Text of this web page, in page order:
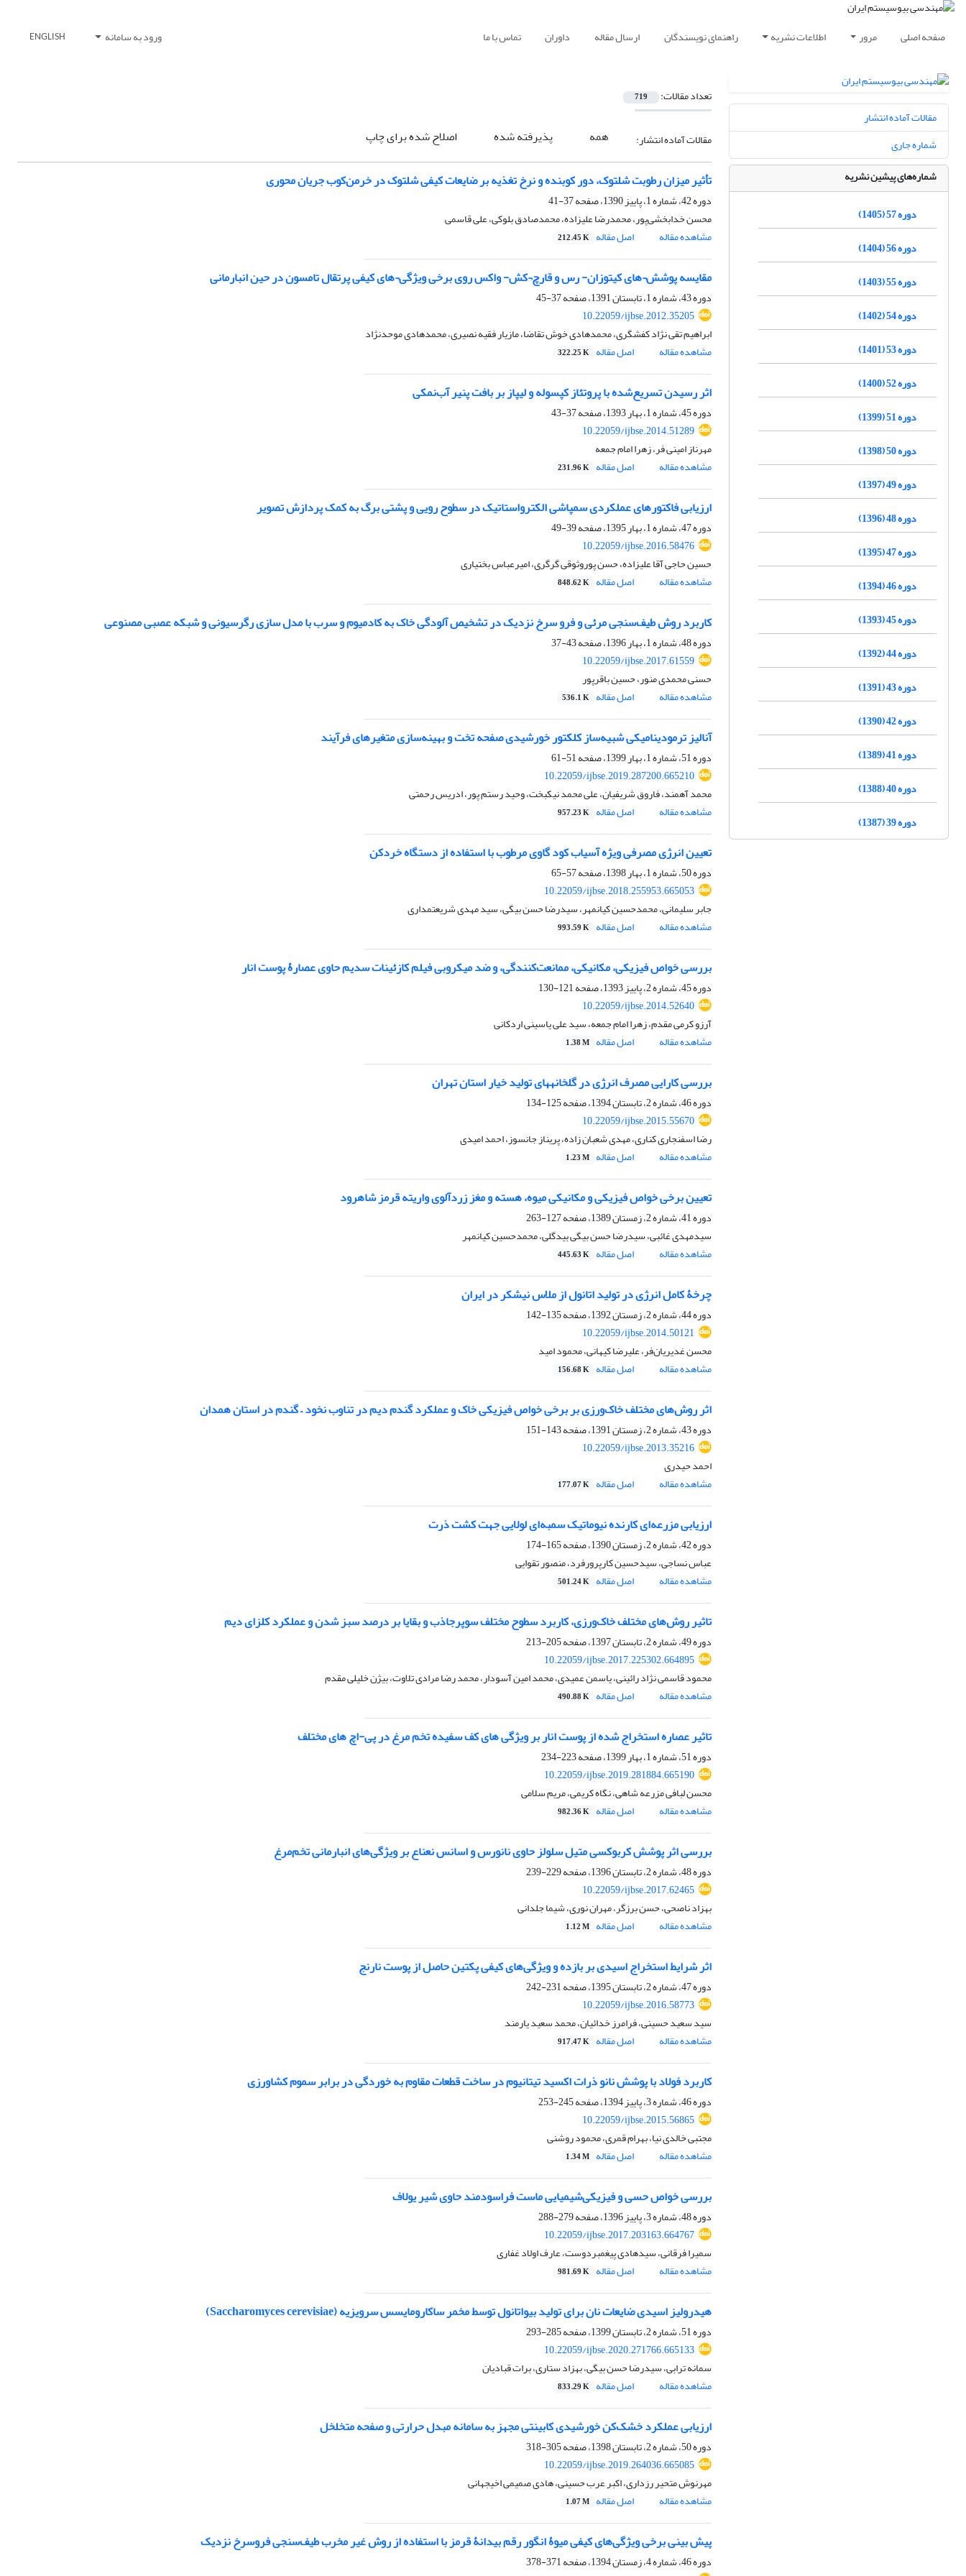
صفحه اصلی مرور اطلاعات نشریه راهنمای نویسندگان ارسال مقاله داوران تماس با ما ورود به سامانه ENGLISH
تعداد مقالات: 719
مقالات آماده انتشار: همه پذیرفته شده اصلاح شده برای چاپ
تأثیر میزان رطوبت شلتوک، دور کوبنده و نرخ تغذیه بر ضایعات کیفی شلتوک در خرمن‌کوب جریان محوری
دوره 42، شماره 1، پاییز 1390، صفحه
37-41
محسن خدابخشی‌پور، محمدرضا علیزاده، محمدصادق بلوکی، علی قاسمی
مشاهده مقاله
اصل مقاله 212.45 K
مقایسه پوشش¬های کیتوزان- رس و قارچ¬کش- واکس روی برخی ویژگی¬های کیفی پرتقال تامسون در حین انبارمانی
دوره 43، شماره 1، تابستان 1391، صفحه
37-45
10.22059/ijbse.2012.35205
ابراهیم تقی نژاد کفشگری، محمدهادی خوش تقاضا، مازیار فقیه نصیری، محمدهادی موحدنژاد
مشاهده مقاله
اصل مقاله 322.25 K
اثر رسیدن تسریع‌شده با پروتئاز کپسوله و لیپاز بر بافت پنیر آب‌نمکی
دوره 45، شماره 1، بهار 1393، صفحه
37-43
10.22059/ijbse.2014.51289
مهرناز امینی فر، زهرا امام جمعه
مشاهده مقاله
اصل مقاله 231.96 K
ارزیابی فاکتورهای عملکردی سمپاشی الکترواستاتیک در سطوح رویی و پشتی برگ به کمک پردازش تصویر
دوره 47، شماره 1، بهار 1395، صفحه
39-49
10.22059/ijbse.2016.58476
حسین حاجی آقا علیزاده، حسن پوروثوقی گرگری، امیرعباس بختیاری
مشاهده مقاله
اصل مقاله 848.62 K
کاربرد روش طیف‌سنجی مرئی و فرو سرخ نزدیک در تشخیص آلودگی خاک به کادمیوم و سرب با مدل سازی رگرسیونی و شبکه عصبی مصنوعی
دوره 48، شماره 1، بهار 1396، صفحه
43-37
10.22059/ijbse.2017.61559
حسنی محمدی منور، حسین باقرپور
مشاهده مقاله
اصل مقاله 536.1 K
آنالیز ترمودینامیکی شبیه‌ساز کلکتور خورشیدی صفحه تخت و بهینه‌سازی متغیرهای فرآیند
دوره 51، شماره 1، بهار 1399، صفحه
51-61
10.22059/ijbse.2019.287200.665210
محمد آهمند، فاروق شریفیان، علی محمد نیکبخت، وحید رستم پور، ادریس رحمتی
مشاهده مقاله
اصل مقاله 957.23 K
تعیین انرژی مصرفی ویژه آسیاب کود گاوی مرطوب با استفاده از دستگاه خرد‌کن
دوره 50، شماره 1، بهار 1398، صفحه
57-65
10.22059/ijbse.2018.255953.665053
جابر سلیمانی، محمدحسین کیانمهر، سیدرضا حسن بیگی، سید مهدی شریعتمداری
مشاهده مقاله
اصل مقاله 993.59 K
بررسی خواص فیزیکی، مکانیکی، ممانعت‌کنندگی، و ضد میکروبی فیلم کازئینات سدیم حاوی عصارۀ پوست انار
دوره 45، شماره 2، پاییز 1393، صفحه
121-130
10.22059/ijbse.2014.52640
آرزو کرمی مقدم، زهرا امام جمعه، سید علی یاسینی اردکانی
مشاهده مقاله
اصل مقاله 1.38 M
بررسی کارایی مصرف انرژی در گلخانه‏های تولید خیار استان تهران
دوره 46، شماره 2، تابستان 1394، صفحه
125-134
10.22059/ijbse.2015.55670
رضا اسفنجاری کناری، مهدی شعبان زاده، پریناز جانسوز، احمد امیدی
مشاهده مقاله
اصل مقاله 1.23 M
تعیین برخی خواص فیزیکی و مکانیکی میوه، هسته و مغز زردآلوی واریته قرمز شاهرود
دوره 41، شماره 2، زمستان 1389، صفحه
127-263
سیدمهدی غائبی، سیدرضا حسن بیگی بیدگلی، محمدحسین کیانمهر
مشاهده مقاله
اصل مقاله 445.63 K
چرخۀ کامل انرژی در تولید اتانول از ملاس نیشکر در ایران
دوره 44، شماره 2، زمستان 1392، صفحه
135-142
10.22059/ijbse.2014.50121
محسن غدیریان‌فر، علیرضا کیهانی، محمود امید
مشاهده مقاله
اصل مقاله 156.68 K
اثر روش‌های مختلف خاک‌ورزی بر برخی خواص فیزیکی خاک و عملکرد گندم دیم در تناوب نخود – گندم در استان همدان
دوره 43، شماره 2، زمستان 1391، صفحه
143-151
10.22059/ijbse.2013.35216
احمد حیدری
مشاهده مقاله
اصل مقاله 177.07 K
ارزیابی مزرعه‌‌ای کارنده نیوماتیک سمبه‌ای لولایی جهت کشت ذرت
دوره 42، شماره 2، زمستان 1390، صفحه
165-174
عباس نساجی، سیدحسین کارپرورفرد، منصور تقوایی
مشاهده مقاله
اصل مقاله 501.24 K
تاثیر روش‌های مختلف خاک‌ورزی، کاربرد سطوح مختلف سوپرجاذب و بقایا بر درصد سبز شدن و عملکرد کلزای دیم
دوره 49، شماره 2، تابستان 1397، صفحه
205-213
10.22059/ijbse.2017.225302.664895
محمود قاسمی نژاد رائینی، یاسمن عمیدی، محمد امین آسودار، محمد رضا مرادی تلاوت، بیژن خلیلی مقدم
مشاهده مقاله
اصل مقاله 490.88 K
تاثیر عصاره استخراج شده از پوست انار بر ویژگی های کف سفیده تخم مرغ در پی-اچ های مختلف
دوره 51، شماره 1، بهار 1399، صفحه
223-234
10.22059/ijbse.2019.281884.665190
محسن لبافی مزرعه شاهی، نگاه کریمی، مریم سلامی
مشاهده مقاله
اصل مقاله 982.36 K
بررسی اثر پوشش کربوکسی متیل سلولز حاوی نانورس و اسانس نعناع بر ویژگی‌های انبارمانی تخم‌مرغ
دوره 48، شماره 2، تابستان 1396، صفحه
229-239
10.22059/ijbse.2017.62465
بهزاد ناصحی، حسن برزگر، مهران نوری، شیما جلدانی
مشاهده مقاله
اصل مقاله 1.12 M
اثر شرایط استخراج اسیدی بر بازده و ویژگی‌های کیفی پکتین حاصل از پوست نارنج
دوره 47، شماره 2، تابستان 1395، صفحه
231-242
10.22059/ijbse.2016.58773
سید سعید حسینی، فرامرز خدائیان، محمد سعید یارمند
مشاهده مقاله
اصل مقاله 917.47 K
کاربرد فولاد با پوشش نانو ذرات اکسید تیتانیوم در ساخت قطعات مقاوم به خوردگی در برابر سموم کشاورزی
دوره 46، شماره 3، پاییز 1394، صفحه
245-253
10.22059/ijbse.2015.56865
مجتبی خالدی نیا، بهرام قمری، محمود روشنی
مشاهده مقاله
اصل مقاله 1.34 M
بررسی خواص حسی و فیزیکی‌شیمیایی ماست فراسودمند حاوی شیر یولاف
دوره 48، شماره 3، پاییز 1396، صفحه
279-288
10.22059/ijbse.2017.203163.664767
سمیرا فرقانی، سیدهادی پیغمبردوست، عارف اولاد غفاری
مشاهده مقاله
اصل مقاله 981.69 K
هیدرولیز اسیدی ضایعات نان برای تولید بیواتانول توسط مخمر ساکارومایسس سرویزیه (Saccharomyces cerevisiae)
دوره 51، شماره 2، تابستان 1399، صفحه
285-293
10.22059/ijbse.2020.271766.665133
سمانه ترابی، سیدرضا حسن بیگی، بهزاد ستاری، برات قبادیان
مشاهده مقاله
اصل مقاله 833.29 K
ارزیابی عملکرد خشک‌کن خورشیدی کابینتی مجهز به سامانه مبدل حرارتی و صفحه متخلخل
دوره 50، شماره 2، تابستان 1398، صفحه
305-318
10.22059/ijbse.2019.264036.665085
مهرنوش متحیر رزداری، اکبر عرب حسینی، هادی صمیمی اخیجهانی
مشاهده مقاله
اصل مقاله 1.07 M
پیش بینی برخی ویژگی‌های کیفی میوۀ انگور رقم بیدانۀ قرمز با استفاده از روش غیر مخرب طیف‌سنجی فروسرخ نزدیک
دوره 46، شماره 4، زمستان 1394، صفحه
371-378
مقالات آماده انتشار
شماره جاری
شماره‌های پیشین نشریه
دوره 57 (1405)
دوره 56 (1404)
دوره 55 (1403)
دوره 54 (1402)
دوره 53 (1401)
دوره 52 (1400)
دوره 51 (1399)
دوره 50 (1398)
دوره 49 (1397)
دوره 48 (1396)
دوره 47 (1395)
دوره 46 (1394)
دوره 45 (1393)
دوره 44 (1392)
دوره 43 (1391)
دوره 42 (1390)
دوره 41 (1389)
دوره 40 (1388)
دوره 39 (1387)